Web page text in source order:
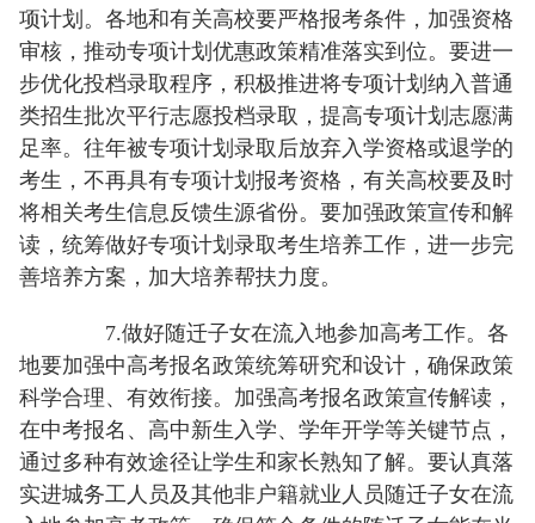
项计划。各地和有关高校要严格报考条件，加强资格
审核，推动专项计划优惠政策精准落实到位。要进一
步优化投档录取程序，积极推进将专项计划纳入普通
类招生批次平行志愿投档录取，提高专项计划志愿满
足率。往年被专项计划录取后放弃入学资格或退学的
考生，不再具有专项计划报考资格，有关高校要及时
将相关考生信息反馈生源省份。要加强政策宣传和解
读，统筹做好专项计划录取考生培养工作，进一步完
善培养方案，加大培养帮扶力度。
7.做好随迁子女在流入地参加高考工作。各
地要加强中高考报名政策统筹研究和设计，确保政策
科学合理、有效衔接。加强高考报名政策宣传解读，
在中考报名、高中新生入学、学年开学等关键节点，
通过多种有效途径让学生和家长熟知了解。要认真落
实进城务工人员及其他非户籍就业人员随迁子女在流